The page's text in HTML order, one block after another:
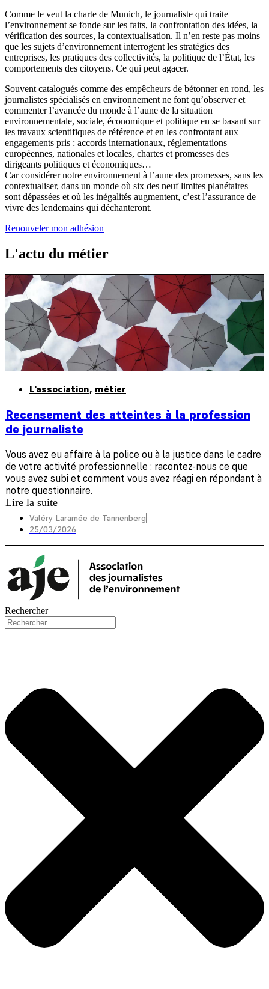
Comme le veut la charte de Munich, le journaliste qui traite
l’environnement se fonde sur les faits, la confrontation des idées, la
vérification des sources, la contextualisation. Il n’en reste pas moins
que les sujets d’environnement interrogent les stratégies des
entreprises, les pratiques des collectivités, la politique de l’État, les
comportements des citoyens. Ce qui peut agacer.
Souvent catalogués comme des empêcheurs de bétonner en rond, les
journalistes spécialisés en environnement ne font qu’observer et
commenter l’avancée du monde à l’aune de la situation
environnementale, sociale, économique et politique en se basant sur
les travaux scientifiques de référence et en les confrontant aux
engagements pris : accords internationaux, réglementations
européennes, nationales et locales, chartes et promesses des
dirigeants politiques et économiques…
Car considérer notre environnement à l’aune des promesses, sans les
contextualiser, dans un monde où six des neuf limites planétaires
sont dépassées et où les inégalités augmentent, c’est l’assurance de
vivre des lendemains qui déchanteront.
Renouveler mon adhésion
L'actu du métier
L'association, métier
Recensement des atteintes à la profession
de journaliste
Vous avez eu affaire à la police ou à la justice dans le cadre
de votre activité professionnelle : racontez-nous ce que
vous avez subi et comment vous avez réagi en répondant à
notre questionnaire.
Lire la suite
Valéry Laramée de Tannenberg
25/03/2026
Rechercher